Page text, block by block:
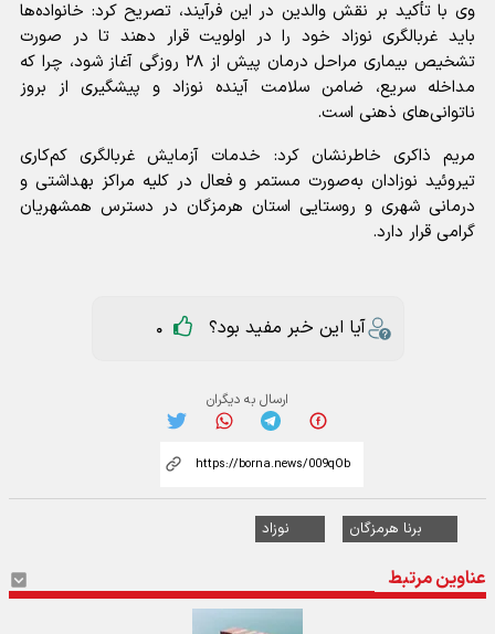
وی با تأکید بر نقش والدین در این فرآیند، تصریح کرد: خانواده‌ها
باید غربالگری نوزاد خود را در اولویت قرار دهند تا در صورت
تشخیص بیماری مراحل درمان پیش از ۲۸ روزگی آغاز شود، چرا که
مداخله سریع، ضامن سلامت آینده نوزاد و پیشگیری از بروز
ناتوانی‌های ذهنی است.
مریم ذاکری خاطرنشان کرد: خدمات آزمایش غربالگری کم‌کاری
تیروئید نوزادان به‌صورت مستمر و فعال در کلیه مراکز بهداشتی و
درمانی شهری و روستایی استان هرمزگان در دسترس همشهریان
گرامی قرار دارد.
آیا این خبر مفید بود؟ 0
ارسال به دیگران
برنا هرمزگان نوزاد
عناوین مرتبط